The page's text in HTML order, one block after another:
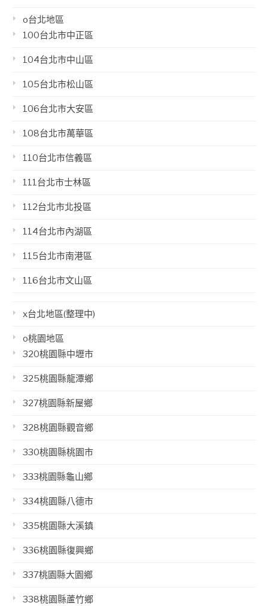
o台北地區
100台北市中正區
104台北市中山區
105台北市松山區
106台北市大安區
108台北市萬華區
110台北市信義區
111台北市士林區
112台北市北投區
114台北市內湖區
115台北市南港區
116台北市文山區
x台北地區(整理中)
o桃園地區
320桃園縣中壢市
325桃園縣龍潭鄉
327桃園縣新屋鄉
328桃園縣觀音鄉
330桃園縣桃園市
333桃園縣龜山鄉
334桃園縣八德市
335桃園縣大溪鎮
336桃園縣復興鄉
337桃園縣大園鄉
338桃園縣蘆竹鄉